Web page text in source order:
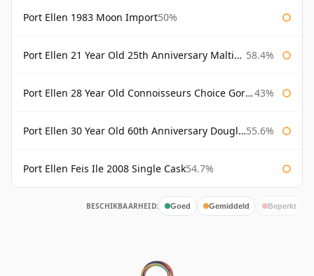
Port Ellen 1983 Moon Import50%
Port Ellen 21 Year Old 25th Anniversary Maltings 58.4%
Port Ellen 28 Year Old Connoisseurs Choice Gordon & MacPhail 43%
Port Ellen 30 Year Old 60th Anniversary Douglas Laing 55.6%
Port Ellen Feis Ile 2008 Single Cask54.7%
BESCHIKBAARHEID: Goed Gemiddeld Beperkt